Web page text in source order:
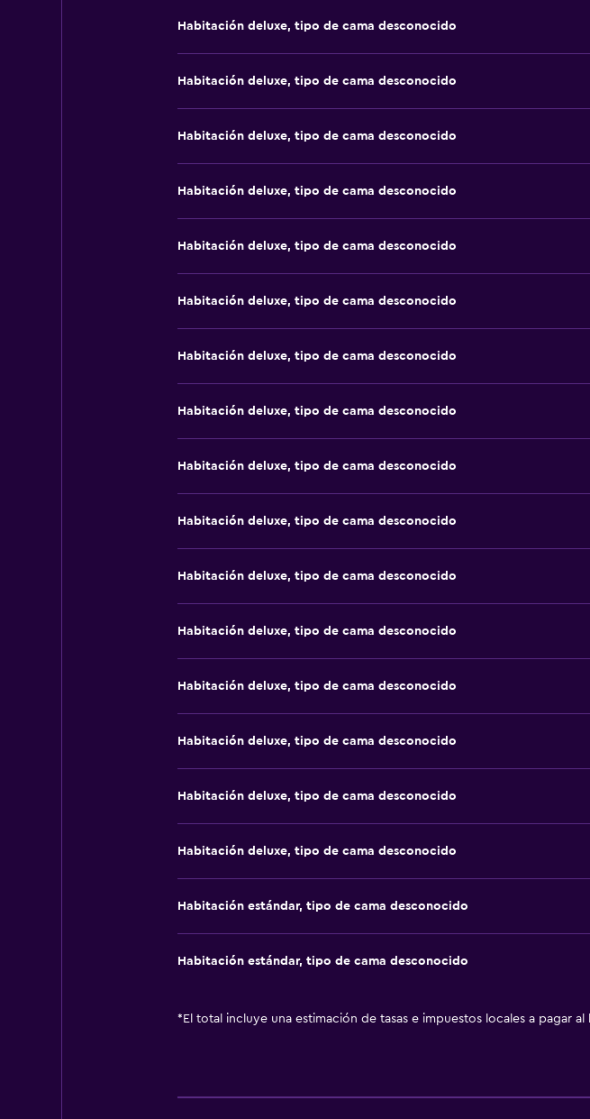
Habitación deluxe, tipo de cama desconocido
Habitación deluxe, tipo de cama desconocido
Habitación deluxe, tipo de cama desconocido
Habitación deluxe, tipo de cama desconocido
Habitación deluxe, tipo de cama desconocido
Habitación deluxe, tipo de cama desconocido
Habitación deluxe, tipo de cama desconocido
Habitación deluxe, tipo de cama desconocido
Habitación deluxe, tipo de cama desconocido
Habitación deluxe, tipo de cama desconocido
Habitación deluxe, tipo de cama desconocido
Habitación deluxe, tipo de cama desconocido
Habitación deluxe, tipo de cama desconocido
Habitación deluxe, tipo de cama desconocido
Habitación deluxe, tipo de cama desconocido
Habitación deluxe, tipo de cama desconocido
Habitación estándar, tipo de cama desconocido
Habitación estándar, tipo de cama desconocido
* El total incluye una estimación de tasas e impuestos locales a pagar